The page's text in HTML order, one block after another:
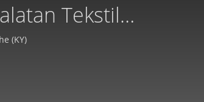
Tekstil
(KY)
(KY)